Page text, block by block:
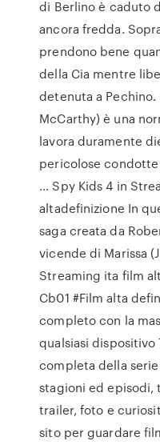
di Berlino è caduto
ancora fredda.
prendono bene
della Cia mentre
detenuta a Pechino.
McCarthy) è una
lavora duramente
pericolose condotte
… Spy Kids 4 in
altadefinizione In
saga creata da
vicende di Marissa
Streaming ita film
Cb01 #Film alta
completo con la
qualsiasi dispositivo
completa della
stagioni ed episodi,
trailer, foto e
sito per guardare